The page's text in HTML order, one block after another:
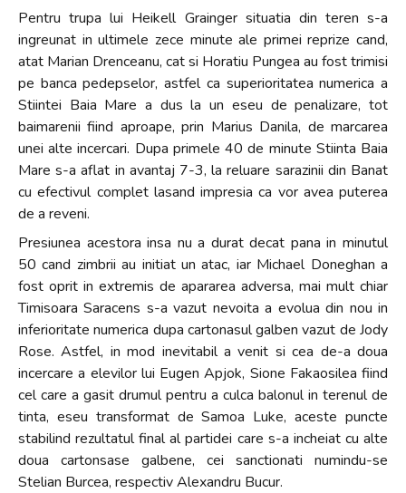
interact
with
the
content.
Pentru trupa lui Heikell Grainger situatia din teren s-a
ingreunat in ultimele zece minute ale primei reprize cand,
atat Marian Drenceanu, cat si Horatiu Pungea au fost trimisi
pe banca pedepselor, astfel ca superioritatea numerica a
Stiintei Baia Mare a dus la un eseu de penalizare, tot
baimarenii fiind aproape, prin Marius Danila, de marcarea
unei alte incercari. Dupa primele 40 de minute Stiinta Baia
Mare s-a aflat in avantaj 7-3, la reluare sarazinii din Banat
cu efectivul complet lasand impresia ca vor avea puterea
de a reveni.
Presiunea acestora insa nu a durat decat pana in minutul
50 cand zimbrii au initiat un atac, iar Michael Doneghan a
fost oprit in extremis de apararea adversa, mai mult chiar
Timisoara Saracens s-a vazut nevoita a evolua din nou in
inferioritate numerica dupa cartonasul galben vazut de Jody
Rose. Astfel, in mod inevitabil a venit si cea de-a doua
incercare a elevilor lui Eugen Apjok, Sione Fakaosilea fiind
cel care a gasit drumul pentru a culca balonul in terenul de
tinta, eseu transformat de Samoa Luke, aceste puncte
stabilind rezultatul final al partidei care s-a incheiat cu alte
doua cartonsase galbene, cei sanctionati numindu-se
Stelian Burcea, respectiv Alexandru Bucur.